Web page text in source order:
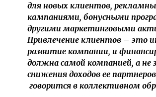
для новых клиентов,
кампаниями, бонусными
другими маркетинговыми
Привлечение клиентов – это
развитие компании, и
должна самой компанией, а не
снижения доходов ее
говорится в коллективном